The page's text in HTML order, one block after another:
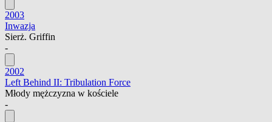
2003
Inwazja
Sierż. Griffin
-
2002
Left Behind II: Tribulation Force
Młody mężczyzna w kościele
-